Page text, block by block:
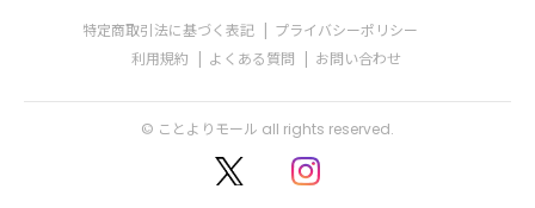
特定商取引法に基づく表記
プライバシーポリシー
利用規約
よくある質問 お問い合わせ
© ことよりモール all rights reserved.